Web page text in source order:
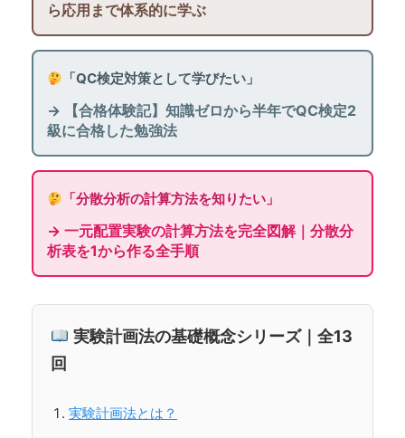
ら応用まで体系的に学ぶ
「QC検定対策として学びたい」
→ 【合格体験記】知識ゼロから半年でQC検定2
級に合格した勉強法
「分散分析の計算方法を知りたい」
→ 一元配置実験の計算方法を完全図解｜分散分
析表を1から作る全手順
実験計画法の基礎概念シリーズ｜全13
回
実験計画法とは？